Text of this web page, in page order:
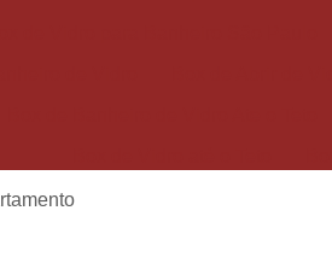
de Vidro para Banheiro Pequeno